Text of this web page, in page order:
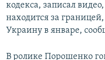
кодекса, записал
находится за
Украину в январе,
В ролике Порошенко